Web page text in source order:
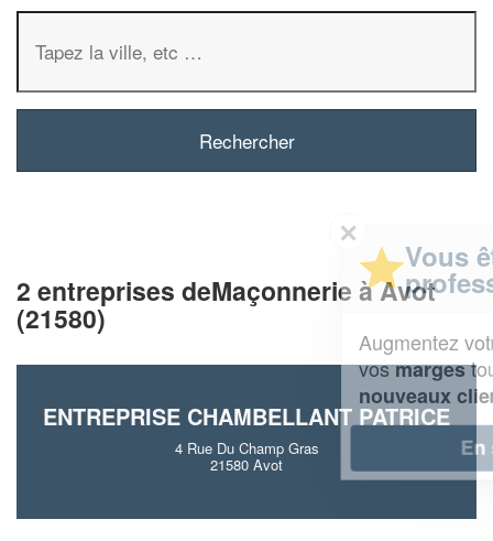
2 entreprises deMaçonnerie à Avot
(21580)
ENTREPRISE CHAMBELLANT PATRICE
4 Rue Du Champ Gras
21580 Avot
professionnel ?
chiffre d'affaireset
vosmargestout en gagnant de
En savoir plus